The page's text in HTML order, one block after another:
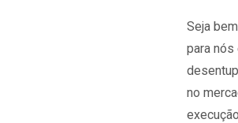
Seja
para
no